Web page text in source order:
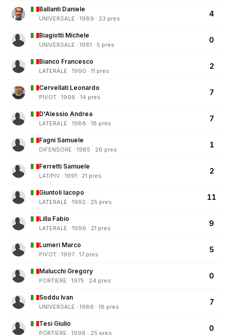
Ballanti Daniele
UNIVERSALE · 1989 · 23 pres
4
Biagiotti Michele
UNIVERSALE · 1981 · 5 pres
0
Bianco Francesco
LATERALE · 1990 · 11 pres
2
Cervellati Leonardo
PIVOT · 1998 · 14 pres
7
D'Alessio Andrea
LATERALE · 1988 · 18 pres
7
Fagni Samuele
DIFENSORE · 1985 · 26 pres
1
Ferretti Samuele
LAT/PIV · 1991 · 21 pres
2
Giuntoli Iacopo
LATERALE · 1992 · 25 pres
11
Lilla Fabio
LATERALE · 1996 · 21 pres
9
Lumeri Marco
PIVOT · 1997 · 17 pres
5
Malucchi Gregory
PORTIERE · 1975 · 24 pres
0
Soddu Ivan
UNIVERSALE · 1986 · 18 pres
7
Tesi Giulio
PORTIERE · 1998 · 25 pres
0